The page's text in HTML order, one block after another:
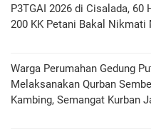
P3TGAI 2026 di Cisalada, 60
200 KK Petani Bakal Nikmati
Warga Perumahan Gedung
Melaksanakan Qurban
Kambing, Semangat Kurban